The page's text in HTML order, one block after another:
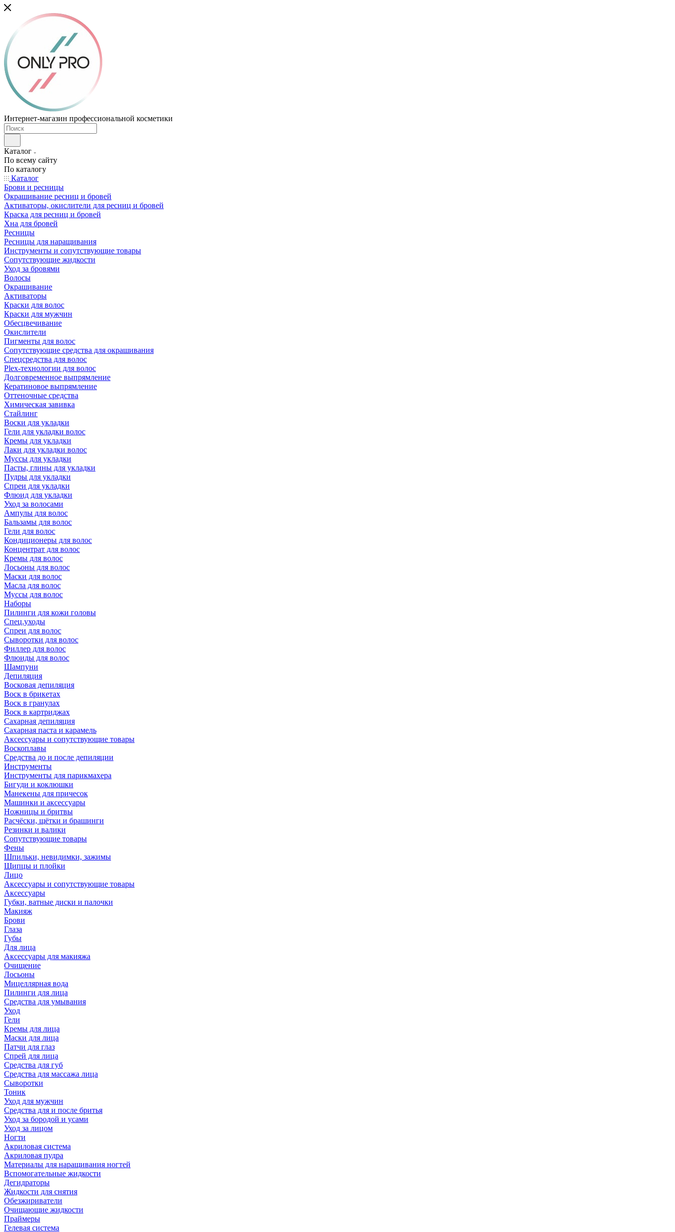
Интернет-магазин профессиональной косметики
Каталог
По всему сайту
По каталогу
Каталог
Брови и ресницы
Окрашивание ресниц и бровей
Активаторы, окислители для ресниц и бровей
Краска для ресниц и бровей
Хна для бровей
Ресницы
Ресницы для наращивания
Инструменты и сопутствующие товары
Сопутствующие жидкости
Уход за бровями
Волосы
Окрашивание
Активаторы
Краски для волос
Краски для мужчин
Обесцвечивание
Окислители
Пигменты для волос
Сопутствующие средства для окрашивания
Спецсредства для волос
Plex-технологии для волос
Долговременное выпрямление
Кератиновое выпрямление
Оттеночные средства
Химическая завивка
Стайлинг
Воски для укладки
Гели для укладки волос
Кремы для укладки
Лаки для укладки волос
Муссы для укладки
Пасты, глины для укладки
Пудры для укладки
Спреи для укладки
Флюид для укладки
Уход за волосами
Ампулы для волос
Бальзамы для волос
Гели для волос
Кондиционеры для волос
Концентрат для волос
Кремы для волос
Лосьоны для волос
Маски для волос
Масла для волос
Муссы для волос
Наборы
Пилинги для кожи головы
Спец.уходы
Спреи для волос
Сыворотки для волос
Филлер для волос
Флюиды для волос
Шампуни
Депиляция
Восковая депиляция
Воск в брикетах
Воск в гранулах
Воск в картриджах
Сахарная депиляция
Сахарная паста и карамель
Аксессуары и сопутствующие товары
Воскоплавы
Средства до и после депиляции
Инструменты
Инструменты для парикмахера
Бигуди и коклюшки
Манекены для причесок
Машинки и аксессуары
Ножницы и бритвы
Расчёски, щётки и брашинги
Резинки и валики
Сопутствующие товары
Фены
Шпильки, невидимки, зажимы
Щипцы и плойки
Лицо
Аксессуары и сопутствующие товары
Аксессуары
Губки, ватные диски и палочки
Макияж
Брови
Глаза
Губы
Для лица
Аксессуары для макияжа
Очищение
Лосьоны
Мицеллярная вода
Пилинги для лица
Средства для умывания
Уход
Гели
Кремы для лица
Маски для лица
Патчи для глаз
Спрей для лица
Средства для губ
Средства для массажа лица
Сыворотки
Тоник
Уход для мужчин
Средства для и после бритья
Уход за бородой и усами
Уход за лицом
Ногти
Акриловая система
Акриловая пудра
Материалы для наращивания ногтей
Вспомогательные жидкости
Дегидраторы
Жидкости для снятия
Обезжириватели
Очищающие жидкости
Праймеры
Гелевая система